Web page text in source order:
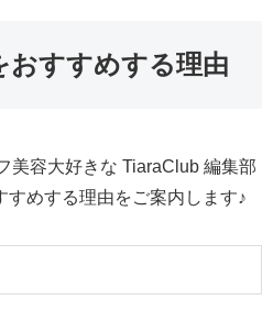
おすすめする理由
美容大好きな TiaraClub 編集部
めする理由をご案内します♪